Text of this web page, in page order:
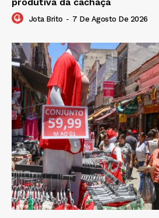
Jota Brito - 7 De Agosto De 2026